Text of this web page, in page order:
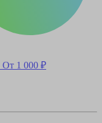
От 1 000 ₽